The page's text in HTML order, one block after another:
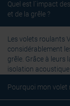
Quel est l´impact
et de la grêle ?
Les volets roulants
considérablement
grêle. Grâce à leurs
isolation
Pourquoi mon volet